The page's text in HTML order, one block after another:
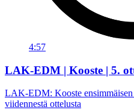
4:57
LAK-EDM | Kooste | 5.
LAK-EDM: Kooste
viidennestä ottelusta